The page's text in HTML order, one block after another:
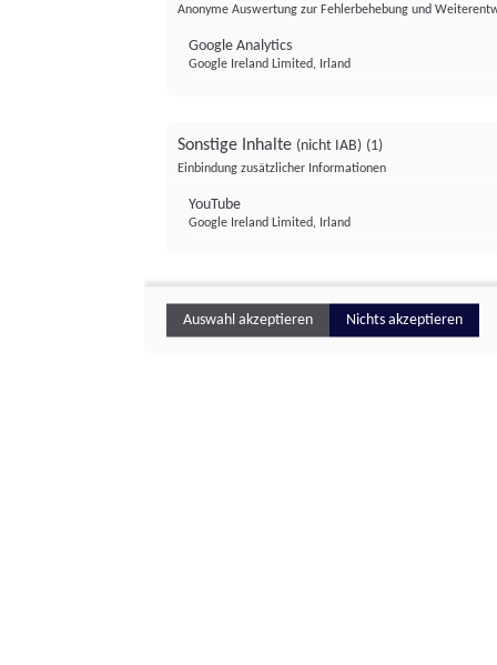
Anonyme Auswertung zur Fehlerbehebung und
Google Analytics
Google Ireland Limited, Irland
Sonstige Inhalte (nicht IAB) (1)
Einbindung zusätzlicher Informationen
YouTube
Google Ireland Limited, Irland
Auswahl akzeptieren Nichts akzeptieren